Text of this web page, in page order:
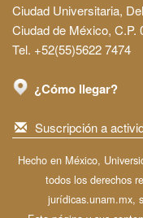
Ciudad Universitaria,
Ciudad de México, C.P.
Tel. +52(55)5622 7474
¿Cómo llegar?
Suscripción a
Hecho en México,
todos los derechos
jurídicas.unam.mx,